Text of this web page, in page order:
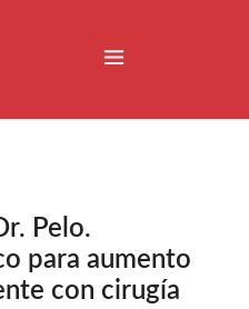
Pelo.
para aumento
con cirugía